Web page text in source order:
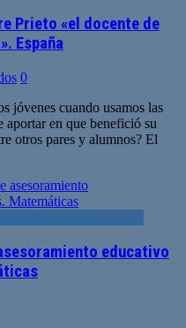
Prieto «el docente de
España
0
jóvenes cuando usamos las
aportar en que benefició su
otros pares y alumnos? El
educativo